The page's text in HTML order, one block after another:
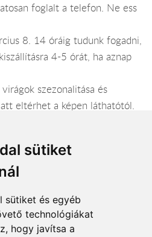
sütiket
sütiket és egyéb
technológiákat
hogy javítsa a
foglalt a telefon. Ne ess
8. 14 óráig tudunk fogadni,
4-5 órát, ha aznap
szezonalitása és
eltérhet a képen láthatótól.
fizetési módok